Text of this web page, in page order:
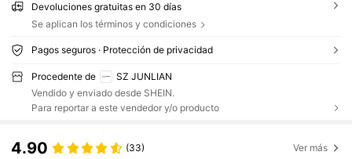
Devoluciones gratuitas en 30 días
Se aplican los términos y condiciones
Pagos seguros · Protección de privacidad
Procedente de
SZ JUNLIAN
Vendido y enviado desde SHEIN.
Para reportar a este vendedor y/o producto
4.90 (33) Ver más